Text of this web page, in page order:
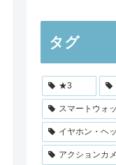
タグ
★3
スマートウォ
イヤホン・ヘ
アクションカ